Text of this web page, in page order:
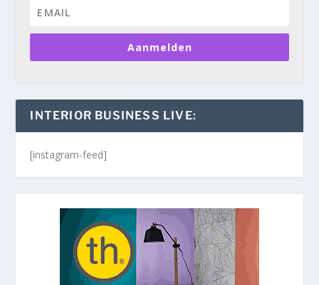
Aanmelden
INTERIOR BUSINESS LIVE:
[instagram-feed]